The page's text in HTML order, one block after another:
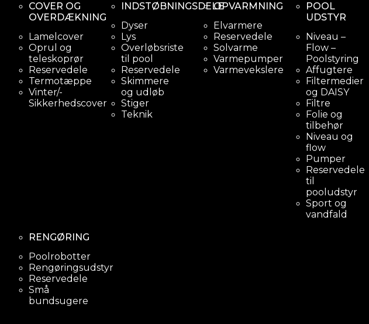
COVER OG
OVERDÆKNING
Lamelcover
Oprul og
teleskoprør
Reservedele
Termotæppe
Vinter/-
Sikkerhedscover
INDSTØBNINGSDELE
Dyser
Lys
Overløbsriste
til pool
Reservedele
Skimmere
og udløb
Stiger
Teknik
OPVARMNING
Elvarmere
Reservedele
Solvarme
Varmepumper
Varmevekslere
POOL
UDSTYR
Niveau –
Flow –
Poolstyring
Affugtere
Filtermedier
og DAISY
Filtre
Folie og
tilbehør
Niveau og
flow
Pumper
Reservedele
til
pooludstyr
Sport og
vandfald
RENGØRING
Poolrobotter
Rengøringsudstyr
Reservedele
Små
bundsugere